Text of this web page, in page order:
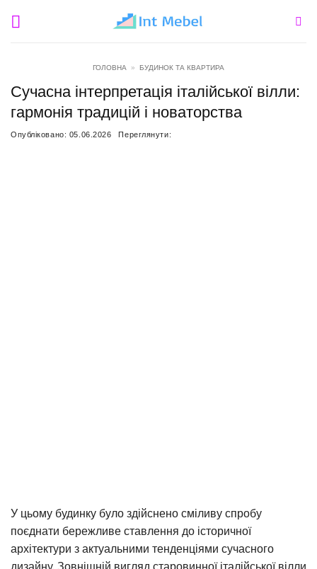
ГОЛОВНА » БУДИНОК ТА КВАРТИРА
Сучасна інтерпретація італійської вілли:
гармонія традицій і новаторства
Опубліковано: 05.06.2026 Переглянути:
У цьому будинку було здійснено сміливу спробу
поєднати бережливе ставлення до історичної
архітектури з актуальними тенденціями сучасного